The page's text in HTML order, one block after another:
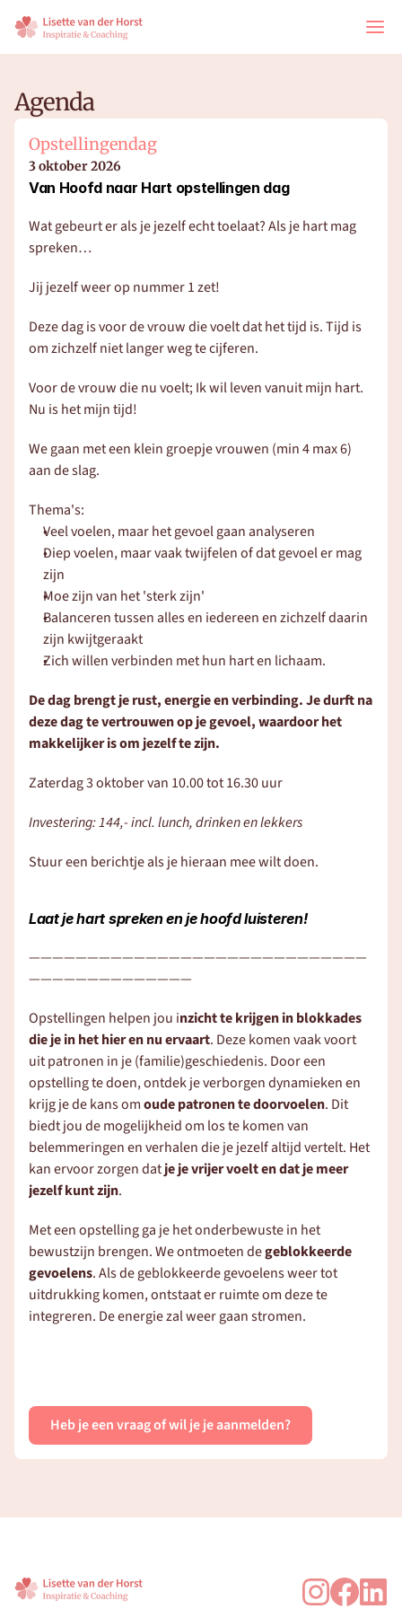
Agenda
Opstellingendag
3 oktober 2026
Van Hoofd naar Hart opstellingen dag
Wat gebeurt er als je jezelf echt toelaat? Als je hart mag
spreken…
Jij jezelf weer op nummer 1 zet!
Deze dag is voor de vrouw die voelt dat het tijd is. Tijd is
om zichzelf niet langer weg te cijferen.
Voor de vrouw die nu voelt; Ik wil leven vanuit mijn hart.
Nu is het mijn tijd!
We gaan met een klein groepje vrouwen (min 4 max 6)
aan de slag.
Thema's:
Veel voelen, maar het gevoel gaan analyseren
Diep voelen, maar vaak twijfelen of dat gevoel er mag
zijn
Moe zijn van het 'sterk zijn'
Balanceren tussen alles en iedereen en zichzelf daarin
zijn kwijtgeraakt
Zich willen verbinden met hun hart en lichaam.
De dag brengt je rust, energie en verbinding. Je durft na
deze dag te vertrouwen op je gevoel, waardoor het
makkelijker is om jezelf te zijn.
Zaterdag 3 oktober van 10.00 tot 16.30 uur
Investering: 144,- incl. lunch, drinken en lekkers
Stuur een berichtje als je hieraan mee wilt doen.
Laat je hart spreken en je hoofd luisteren!
—————————————————————————————
——————————————
Opstellingen helpen jou inzicht te krijgen in blokkades
die je in het hier en nu ervaart. Deze komen vaak voort
uit patronen in je (familie)geschiedenis. Door een
opstelling te doen, ontdek je verborgen dynamieken en
krijg je de kans om oude patronen te doorvoelen. Dit
biedt jou de mogelijkheid om los te komen van
belemmeringen en verhalen die je jezelf altijd vertelt. Het
kan ervoor zorgen dat je je vrijer voelt en dat je meer
jezelf kunt zijn.
Met een opstelling ga je het onderbewuste in het
bewustzijn brengen. We ontmoeten de geblokkeerde
gevoelens. Als de geblokkeerde gevoelens weer tot
uitdrukking komen, ontstaat er ruimte om deze te
integreren. De energie zal weer gaan stromen.
Heb je een vraag of wil je je aanmelden?